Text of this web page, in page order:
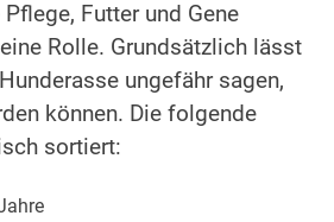
Futter und Gene
Rolle. Grundsätzlich lässt
ungefähr sagen,
können. Die folgende
sortiert: